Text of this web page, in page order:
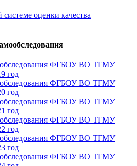
оценки качества
ФГБОУ ВО ТГМУ
год
ФГБОУ ВО ТГМУ
год
ФГБОУ ВО ТГМУ
год
ФГБОУ ВО ТГМУ
год
ФГБОУ ВО ТГМУ
год
ФГБОУ ВО ТГМУ